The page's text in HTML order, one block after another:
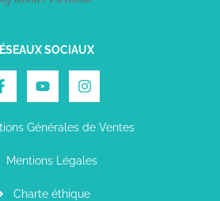
SOCIAUX
Générales de Ventes
Mentions Légales
Charte éthique